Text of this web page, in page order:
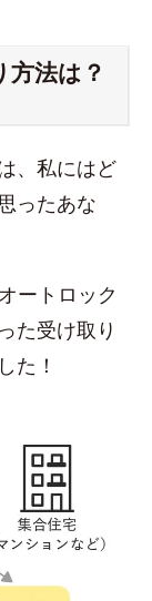
法は？
、私にはど
ったあな
ートロック
た受け取り
た！